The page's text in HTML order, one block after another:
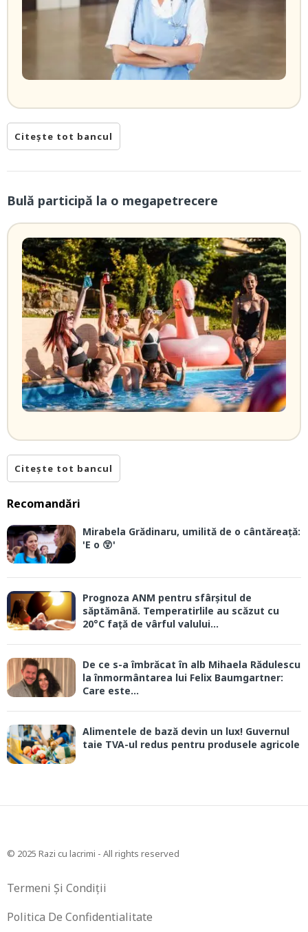
Citește tot bancul
Bulă participă la o megapetrecere
Citește tot bancul
Recomandări
Mirabela Grădinaru, umilită de o cântăreață:
'E o 😲'
Prognoza ANM pentru sfârșitul de
săptămână. Temperatirlile au scăzut cu
20°C față de vârful valului...
De ce s-a îmbrăcat în alb Mihaela Rădulescu
la înmormântarea lui Felix Baumgartner:
Care este...
Alimentele de bază devin un lux! Guvernul
taie TVA-ul redus pentru produsele agricole
© 2025 Razi cu lacrimi - All rights reserved
Termeni Și Condiții
Politica De Confidentialitate